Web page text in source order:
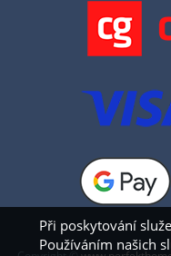
Při poskytování
Používáním našich